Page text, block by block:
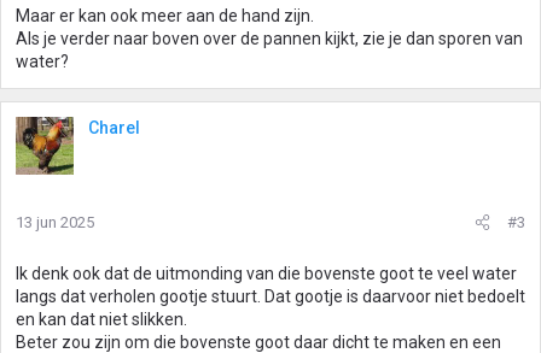
Maar er kan ook meer aan de hand zijn.
Als je verder naar boven over de pannen kijkt, zie je dan sporen van
water?
Charel
13 jun 2025 #3
Ik denk ook dat de uitmonding van die bovenste goot te veel water
langs dat verholen gootje stuurt. Dat gootje is daarvoor niet bedoelt
en kan dat niet slikken.
Beter zou zijn om die bovenste goot daar dicht te maken en een